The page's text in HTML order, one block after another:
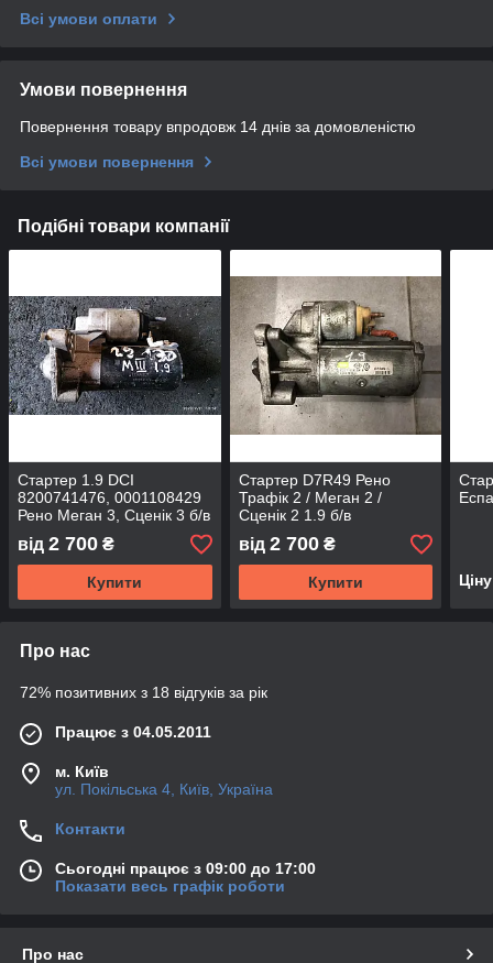
Всі умови оплати
Умови повернення
Повернення товару впродовж 14 днів за домовленістю
Всі умови повернення
Подібні товари компанії
Стартер 1.9 DCI
8200741476, 0001108429
Рено Меган 3, Сценік 3 б/в
від 2 700 ₴
Купити
Стартер D7R49 Рено
Трафік 2 / Меган 2 /
Сценік 2 1.9 б/в
від 2 700₴
Купити
Про нас
72% позитивних з 18 відгуків за рік
Працює з 04.05.2011
м. Київ
ул. Покільська 4, Київ, Україна
Контакти
Сьогодні працює з 09:00 до 17:00
Показати весь графік роботи
Про нас